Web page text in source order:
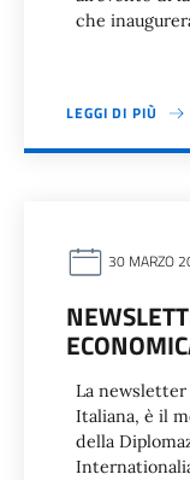
che
LEGGI DI PIÙ
30 MARZO
La newsletter
Italiana, è il
della